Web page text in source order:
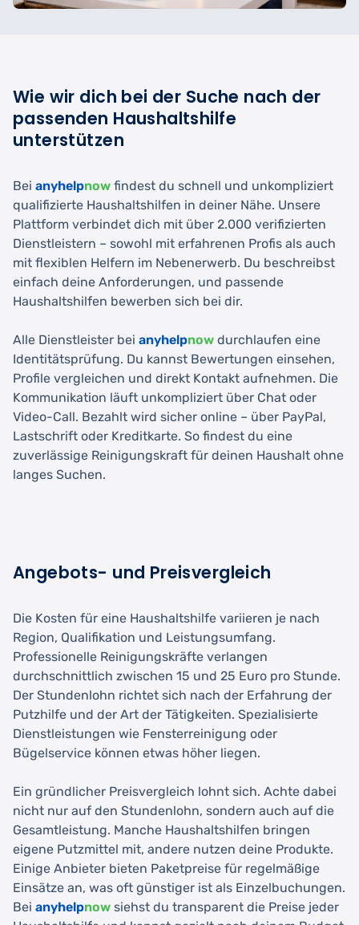
Wie wir dich bei der Suche nach der
passenden Haushaltshilfe
unterstützen
Bei anyhelpnow findest du schnell und unkompliziert
qualifizierte Haushaltshilfen in deiner Nähe. Unsere
Plattform verbindet dich mit über 2.000 verifizierten
Dienstleistern – sowohl mit erfahrenen Profis als auch
mit flexiblen Helfern im Nebenerwerb. Du beschreibst
einfach deine Anforderungen, und passende
Haushaltshilfen bewerben sich bei dir.
Alle Dienstleister bei anyhelpnow durchlaufen eine
Identitätsprüfung. Du kannst Bewertungen einsehen,
Profile vergleichen und direkt Kontakt aufnehmen. Die
Kommunikation läuft unkompliziert über Chat oder
Video-Call. Bezahlt wird sicher online – über PayPal,
Lastschrift oder Kreditkarte. So findest du eine
zuverlässige Reinigungskraft für deinen Haushalt ohne
langes Suchen.
Angebots- und Preisvergleich
Die Kosten für eine Haushaltshilfe variieren je nach
Region, Qualifikation und Leistungsumfang.
Professionelle Reinigungskräfte verlangen
durchschnittlich zwischen 15 und 25 Euro pro Stunde.
Der Stundenlohn richtet sich nach der Erfahrung der
Putzhilfe und der Art der Tätigkeiten. Spezialisierte
Dienstleistungen wie Fensterreinigung oder
Bügelservice können etwas höher liegen.
Ein gründlicher Preisvergleich lohnt sich. Achte dabei
nicht nur auf den Stundenlohn, sondern auch auf die
Gesamtleistung. Manche Haushaltshilfen bringen
eigene Putzmittel mit, andere nutzen deine Produkte.
Einige Anbieter bieten Paketpreise für regelmäßige
Einsätze an, was oft günstiger ist als Einzelbuchungen.
Bei anyhelpnow siehst du transparent die Preise jeder